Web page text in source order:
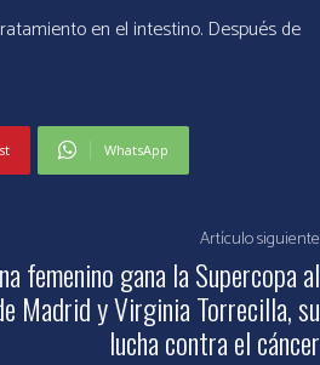
en el intestino. Después de
WhatsApp
Artículo siguiente
femenino gana la Supercopa al
Madrid y Virginia Torrecilla, su
lucha contra el cáncer